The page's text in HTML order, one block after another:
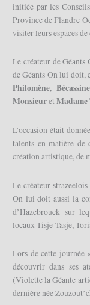
initiée par les
Province de Flandre
visiter leurs espaces
Le créateur de Géants
de Géants On lui doit,
Philomène, Bécassine
Monsieuret
L’occasion était
talents en matière de
création artistique, de
Le créateur
On lui doit aussi la
d’Hazebrouck sur
locaux Tisje-Tasje,
Lors de cette journée
découvrir dans ses
(Violette la Géante
dernière née